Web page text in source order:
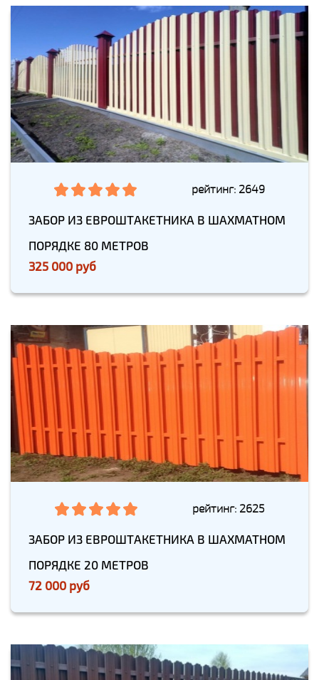
рейтинг: 2649
ЗАБОР ИЗ ЕВРОШТАКЕТНИКА В ШАХМАТНОМ
ПОРЯДКЕ 80 МЕТРОВ
325 000 руб
рейтинг: 2625
ЗАБОР ИЗ ЕВРОШТАКЕТНИКА В ШАХМАТНОМ
ПОРЯДКЕ 20 МЕТРОВ
72 000 руб